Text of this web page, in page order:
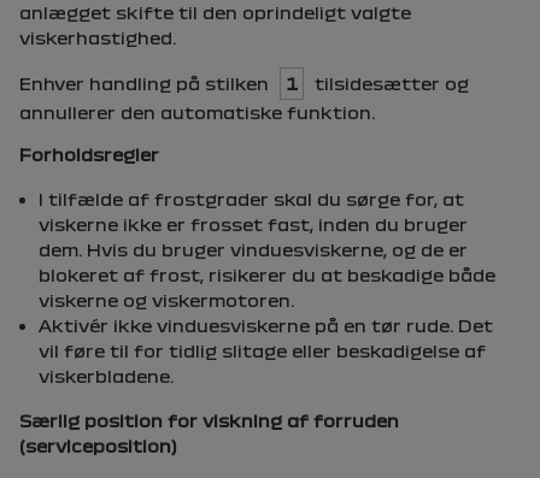
anlægget skifte til den oprindeligt valgte
viskerhastighed.
Enhver handling på stilken 1
tilsidesætter og
annullerer den automatiske funktion.
Forholdsregler
I tilfælde af frostgrader skal du sørge for, at
viskerne ikke er frosset fast, inden du bruger
dem. Hvis du bruger vinduesviskerne, og de er
blokeret af frost, risikerer du at beskadige både
viskerne og viskermotoren.
Aktivér ikke vinduesviskerne på en tør rude. Det
vil føre til for tidlig slitage eller beskadigelse af
viskerbladene.
Særlig position for viskning af forruden
(serviceposition)